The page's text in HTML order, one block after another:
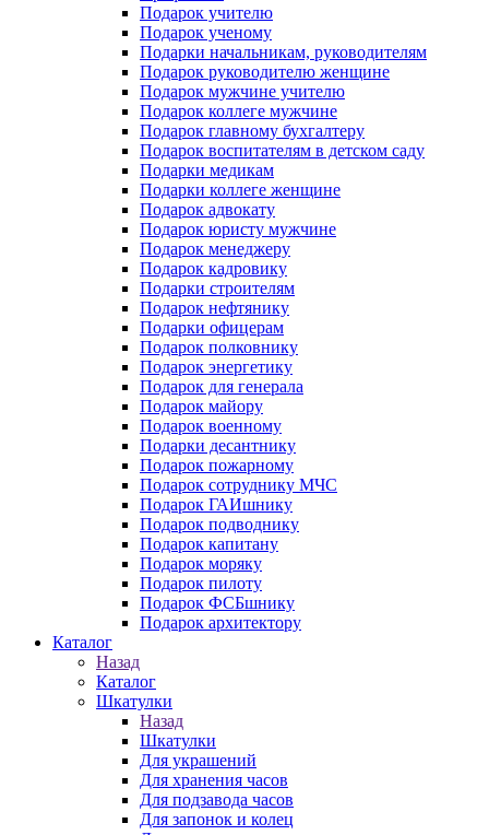
Подарок учителю
Подарок ученому
Подарки начальникам, руководителям
Подарок руководителю женщине
Подарок мужчине учителю
Подарок коллеге мужчине
Подарок главному бухгалтеру
Подарок воспитателям в детском саду
Подарки медикам
Подарки коллеге женщине
Подарок адвокату
Подарок юристу мужчине
Подарок менеджеру
Подарок кадровику
Подарки строителям
Подарок нефтянику
Подарки офицерам
Подарок полковнику
Подарок энергетику
Подарок для генерала
Подарок майору
Подарок военному
Подарки десантнику
Подарок пожарному
Подарок сотруднику МЧС
Подарок ГАИшнику
Подарок подводнику
Подарок капитану
Подарок моряку
Подарок пилоту
Подарок ФСБшнику
Подарок архитектору
Каталог
Назад
Каталог
Шкатулки
Назад
Шкатулки
Для украшений
Для хранения часов
Для подзавода часов
Для запонок и колец